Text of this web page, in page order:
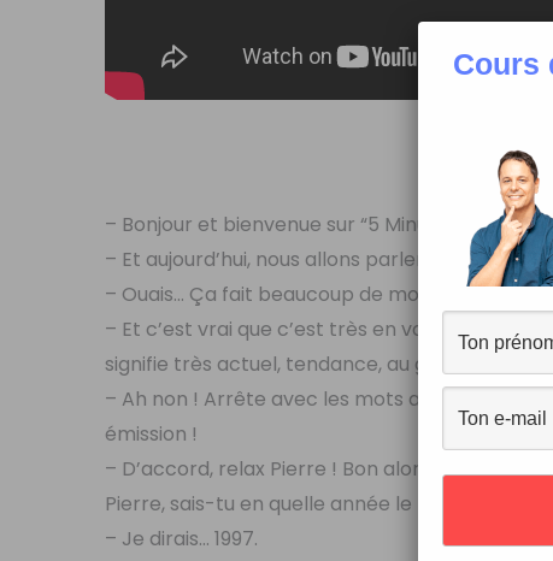
5 minutes
– Bonjour et bienvenue sur “5 Minutes de
– Et aujourd’hui, nous allons parler de
– Ouais… Ça fait beaucoup de mots anglais ça,
– Et c’est vrai que c’est très en vogue en ce
signifie très actuel, tendance, au goût du jour,
– Ah non ! Arrête avec les mots anglais, c’est
émission !
– D’accord, relax Pierre ! Bon alors, avant
Pierre, sais-tu en quelle année le programme
– Je dirais… 1997.
Cours